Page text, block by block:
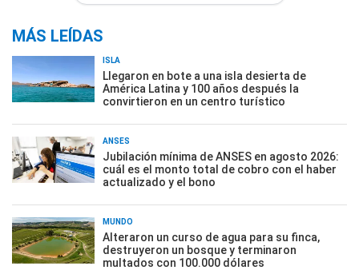
MÁS LEÍDAS
ISLA
Llegaron en bote a una isla desierta de
América Latina y 100 años después la
convirtieron en un centro turístico
ANSES
Jubilación mínima de ANSES en agosto 2026:
cuál es el monto total de cobro con el haber
actualizado y el bono
MUNDO
Alteraron un curso de agua para su finca,
destruyeron un bosque y terminaron
multados con 100.000 dólares